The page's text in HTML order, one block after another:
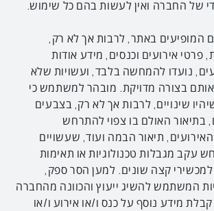
של החברה ואין לעשות בהם כל שימוש.
המופיעים באתר, לרבות אך לא רק,
פרטי אירועים וכנסים, מידע אודות
נועדו להמחשה בלבד, ועשויות שלא
בצורה מדויקת. מובהר למשתמש כי
שינויים, לרבות אך לא רק, בצבעים
בתיאור האולם בו צפוי להתרחש
תיאור הבמה ועוד, שעשויים
עקב מגבלות טכנולוגיות או תאימות
קצה שונים. למען הסר ספק,
המשתמש להשיג ייעוץ והכוונה מהחברה
מידע נוסף על כנס ו/או אירוע ו/או